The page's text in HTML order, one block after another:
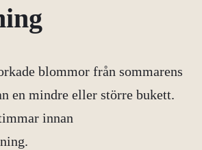
r
a
l
blommor från sommarens
en mindre eller större bukett.
innan